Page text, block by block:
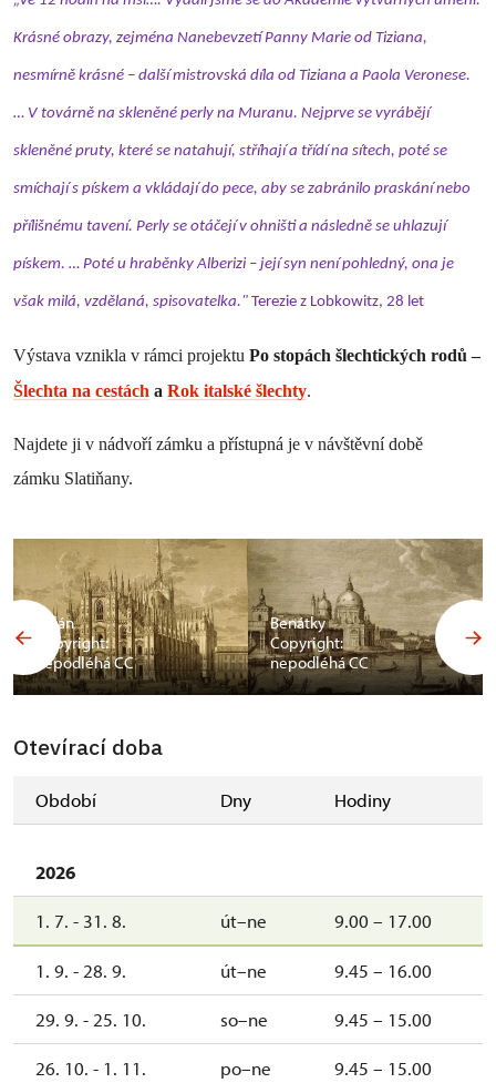
Krásné obrazy, zejména Nanebevzetí Panny Marie od Tiziana,
nesmírně krásné – další mistrovská díla od Tiziana a Paola Veronese.
… V továrně na skleněné perly na Muranu. Nejprve se vyrábějí
skleněné pruty, které se natahují, stříhají a třídí na sítech, poté se
smíchají s pískem a vkládají do pece, aby se zabránilo praskání nebo
přílišnému tavení. Perly se otáčejí v ohništi a následně se uhlazují
pískem. … Poté u hraběnky Alberizi – její syn není pohledný, ona je
však milá, vzdělaná, spisovatelka." Terezie z Lobkowitz, 28 let
Výstava vznikla v rámci projektu Po stopách šlechtických rodů –
Šlechta na cestách a Rok italské šlechty.
Najdete ji v nádvoří zámku a přístupná je v návštěvní době
zámku Slatiňany.
Milán
Copyright:
nepodléhá CC
Benátky
Copyright:
nepodléhá CC
Otevírací doba
Období Dny Hodiny
2026
1. 7. - 31. 8. út–ne 9.00 – 17.00
1. 9. - 28. 9. út–ne 9.45 – 16.00
29. 9. - 25. 10. so–ne 9.45 – 15.00
26. 10. - 1. 11. po–ne 9.45 – 15.00